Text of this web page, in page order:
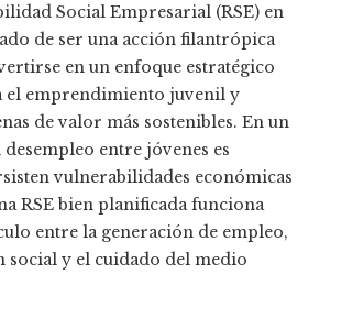
Social Empresarial (RSE) en
de ser una acción filantrópica
en un enfoque estratégico
el emprendimiento juvenil y
de valor más sostenibles. En un
entre jóvenes es
vulnerabilidades económicas
RSE bien planificada funciona
entre la generación de empleo,
social y el cuidado del medio